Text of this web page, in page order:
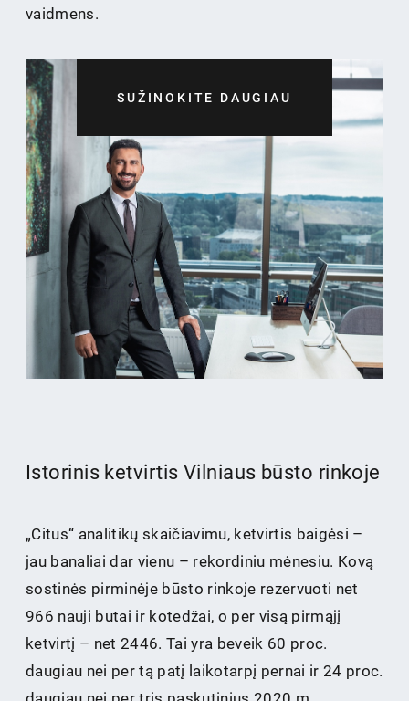
vaidmens.
SUŽINOKITE DAUGIAU
Istorinis ketvirtis Vilniaus būsto rinkoje
„Citus“ analitikų skaičiavimu, ketvirtis baigėsi –
jau banaliai dar vienu – rekordiniu mėnesiu. Kovą
sostinės pirminėje būsto rinkoje rezervuoti net
966 nauji butai ir kotedžai, o per visą pirmąjį
ketvirtį – net 2446. Tai yra beveik 60 proc.
daugiau nei per tą patį laikotarpį pernai ir 24 proc.